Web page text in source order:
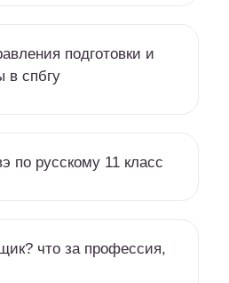
подготовки и
в спбгу
по русскому 11 класс
что за профессия,